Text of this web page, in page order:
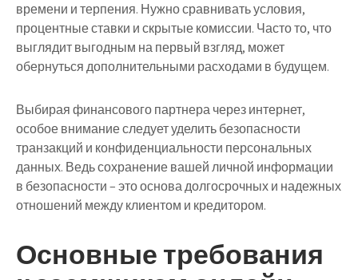
времени и терпения. Нужно сравнивать условия,
процентные ставки и скрытые комиссии. Часто то, что
выглядит выгодным на первый взгляд, может
обернуться дополнительными расходами в будущем.
Выбирая финансового партнера через интернет,
особое внимание следует уделить безопасности
транзакций и конфиденциальности персональных
данных. Ведь сохранение вашей личной информации
в безопасности – это основа долгосрочных и надежных
отношений между клиентом и кредитором.
Основные требования